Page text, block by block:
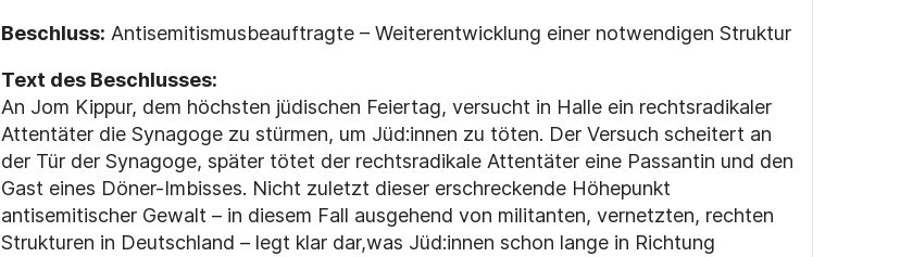
Beschluss: Antisemitismusbeauftragte – Weiterentwicklung einer notwendigen Struktur
Text des Beschlusses:
An Jom Kippur, dem höchsten jüdischen Feiertag, versucht in Halle ein rechtsradikaler
Attentäter die Synagoge zu stürmen, um Jüd:innen zu töten. Der Versuch scheitert an
der Tür der Synagoge, später tötet der rechtsradikale Attentäter eine Passantin und den
Gast eines Döner-Imbisses. Nicht zuletzt dieser erschreckende Höhepunkt
antisemitischer Gewalt – in diesem Fall ausgehend von militanten, vernetzten, rechten
Strukturen in Deutschland – legt klar dar,was Jüd:innen schon lange in Richtung